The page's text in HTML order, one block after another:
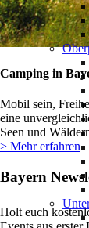
Camping in
Mobil sein,
eine
Seen und
> Mehr erfahren
Bayern
Holt euch